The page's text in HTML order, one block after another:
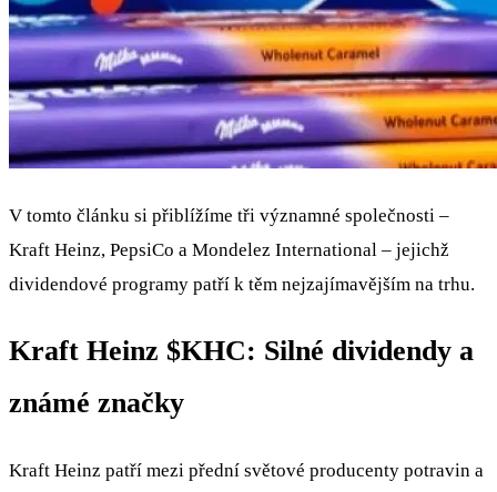
V tomto článku si přiblížíme tři významné společnosti –
Kraft Heinz, PepsiCo a Mondelez International – jejichž
dividendové programy patří k těm nejzajímavějším na trhu.
Kraft Heinz $KHC: Silné dividendy a
známé značky
Kraft Heinz patří mezi přední světové producenty potravin a